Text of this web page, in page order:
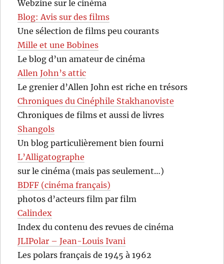
Webzine sur le cinéma
Blog: Avis sur des films
Une sélection de films peu courants
Mille et une Bobines
Le blog d’un amateur de cinéma
Allen John’s attic
Le grenier d’Allen John est riche en trésors
Chroniques du Cinéphile Stakhanoviste
Chroniques de films et aussi de livres
Shangols
Un blog particulièrement bien fourni
L’Alligatographe
sur le cinéma (mais pas seulement…)
BDFF (cinéma français)
photos d’acteurs film par film
Calindex
Index du contenu des revues de cinéma
JLIPolar – Jean-Louis Ivani
Les polars français de 1945 à 1962